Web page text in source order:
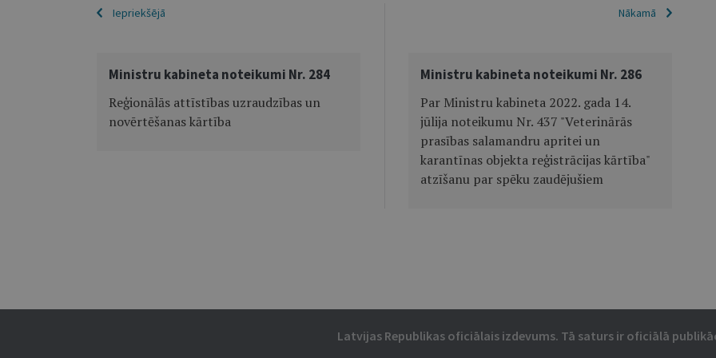
Iepriekšējā Nākamā
Ministru kabineta noteikumi Nr. 284
Reģionālās attīstības uzraudzības un
novērtēšanas kārtība
Ministru kabineta noteikumi Nr. 286
Par Ministru kabineta 2022. gada 14.
jūlija noteikumu Nr. 437 "Veterinārās
prasības salamandru apritei un
karantīnas objekta reģistrācijas kārtība"
atzīšanu par spēku zaudējušiem
Latvijas Republikas oficiālais izdevums. Tā saturs ir oficiālā